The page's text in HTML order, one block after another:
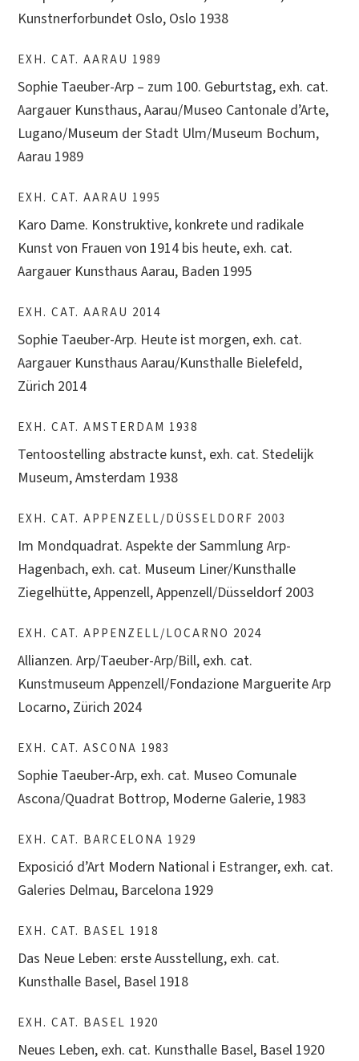
Kunstnerforbundet Oslo, Oslo 1938
EXH. CAT. AARAU 1989
Sophie Taeuber-Arp – zum 100. Geburtstag, exh. cat.
Aargauer Kunsthaus, Aarau/Museo Cantonale d’Arte,
Lugano/Museum der Stadt Ulm/Museum Bochum,
Aarau 1989
EXH. CAT. AARAU 1995
Karo Dame. Konstruktive, konkrete und radikale
Kunst von Frauen von 1914 bis heute, exh. cat.
Aargauer Kunsthaus Aarau, Baden 1995
EXH. CAT. AARAU 2014
Sophie Taeuber-Arp. Heute ist morgen, exh. cat.
Aargauer Kunsthaus Aarau/Kunsthalle Bielefeld,
Zürich 2014
EXH. CAT. AMSTERDAM 1938
Tentoostelling abstracte kunst, exh. cat. Stedelijk
Museum, Amsterdam 1938
EXH. CAT. APPENZELL/DÜSSELDORF 2003
Im Mondquadrat. Aspekte der Sammlung Arp-
Hagenbach, exh. cat. Museum Liner/Kunsthalle
Ziegelhütte, Appenzell, Appenzell/Düsseldorf 2003
EXH. CAT. APPENZELL/LOCARNO 2024
Allianzen. Arp/Taeuber-Arp/Bill, exh. cat.
Kunstmuseum Appenzell/Fondazione Marguerite Arp
Locarno, Zürich 2024
EXH. CAT. ASCONA 1983
Sophie Taeuber-Arp, exh. cat. Museo Comunale
Ascona/Quadrat Bottrop, Moderne Galerie, 1983
EXH. CAT. BARCELONA 1929
Exposició d’Art Modern National i Estranger, exh. cat.
Galeries Delmau, Barcelona 1929
EXH. CAT. BASEL 1918
Das Neue Leben: erste Ausstellung, exh. cat.
Kunsthalle Basel, Basel 1918
EXH. CAT. BASEL 1920
Neues Leben, exh. cat. Kunsthalle Basel, Basel 1920